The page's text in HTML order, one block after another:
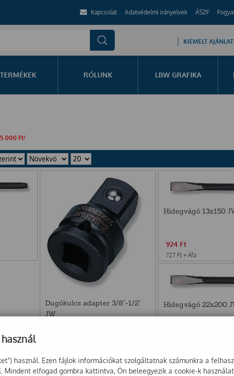
Kapcsolat Adatvédelmi irányelvek ÁSZF
KIEMELT
TERMÉKEK RÓLUNK LBW GRAFIKA
Ft!
Dugókulcs adapter 3/8"-1/2"
JW
Hidegvágó 13x150
924 Ft
727 Ft + Áfa
Hidegvágó 22x200
használ. Ezen fájlok információkat szolgáltatnak számunkra a
Mindent elfogad gombra kattintva, Ön beleegyezik a cookie-k